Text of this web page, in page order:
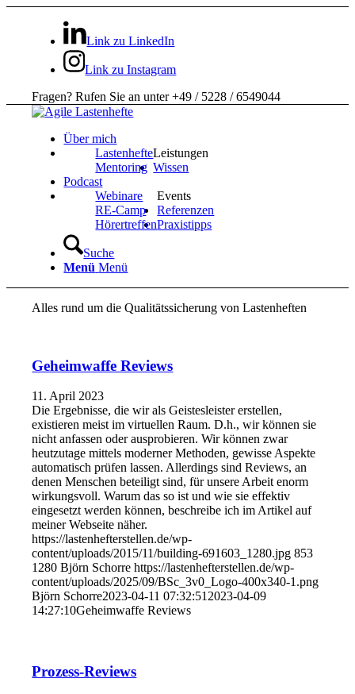
Link zu LinkedIn
Link zu Instagram
Fragen? Rufen Sie an unter +49 / 5228 / 6549044
Über mich
Leistungen
Lastenhefte
Mentoring Wissen
Podcast
Events
Webinare
RE-Camp
Hörertreffen
Referenzen
Praxistipps
Suche
Menü Menü
Alles rund um die Qualitätssicherung von Lastenheften
Geheimwaffe Reviews
11. April 2023
Die Ergebnisse, die wir als Geistesleister erstellen,
existieren meist im virtuellen Raum. D.h., wir können sie
nicht anfassen oder ausprobieren. Wir können zwar
heutzutage mittels moderner Methoden, gewisse Aspekte
automatisch prüfen lassen. Allerdings sind Reviews, an
denen Menschen beteiligt sind, für unsere Arbeit enorm
wirkungsvoll. Warum das so ist und wie sie effektiv
eingesetzt werden können, beschreibe ich im Artikel auf
meiner Webseite näher.
https://lastenhefterstellen.de/wp-
content/uploads/2015/11/building-691603_1280.jpg 853
1280 Björn Schorre https://lastenhefterstellen.de/wp-
content/uploads/2025/09/BSc_3v0_Logo-400x340-1.png
Björn Schorre2023-04-11 07:32:512023-04-09
14:27:10Geheimwaffe Reviews
Prozess-Reviews